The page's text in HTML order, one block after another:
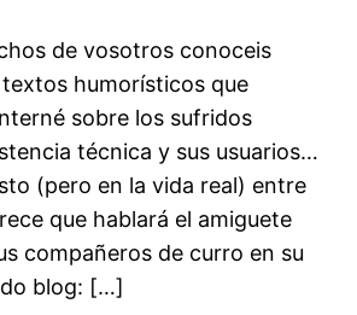
de vosotros conoceis
humorísticos que
sobre los sufridos
técnica y sus usuarios…
(pero en la vida real) entre
que hablará el amiguete
compañeros de curro en su
blog: […]